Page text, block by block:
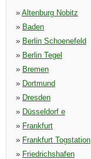
» Altenburg Nobitz
» Baden
» Berlin Schoenefeld
» Berlin Tegel
» Bremen
» Dortmund
» Dresden
» Düsseldorf e
» Frankfurt
» Frankfurt Togstation
» Friedrichshafen